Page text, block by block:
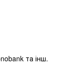
та інш.